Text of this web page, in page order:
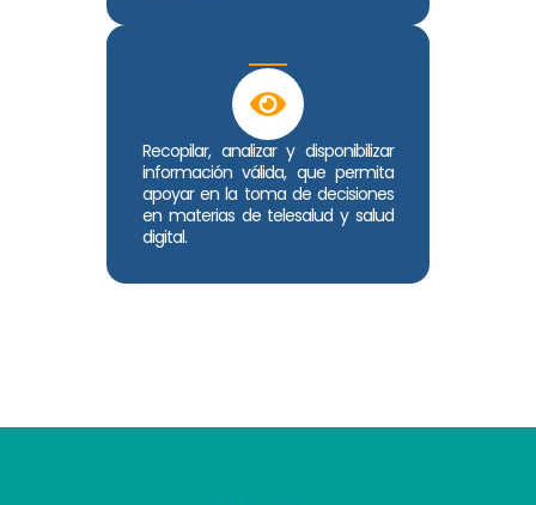
Recopilar, analizar y disponibilizar
información válida, que permita
apoyar en la toma de decisiones
en materias de telesalud y salud
digital.